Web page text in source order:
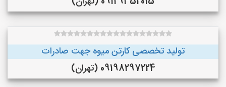
تولید تخصصی کارتن میوه جهت صادرات
09198297224 (تهران)